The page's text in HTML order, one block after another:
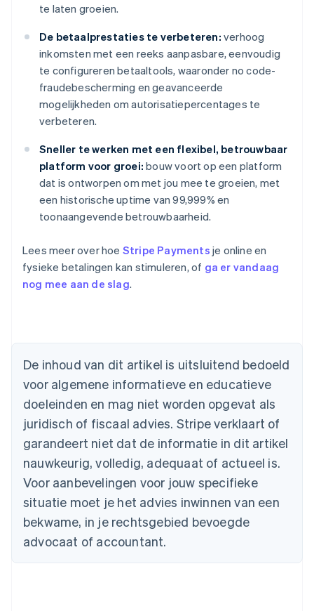
te laten groeien.
De betaalprestaties te verbeteren: verhoog
inkomsten met een reeks aanpasbare, eenvoudig
te configureren betaaltools, waaronder no code-
fraudebescherming en geavanceerde
mogelijkheden om autorisatiepercentages te
verbeteren.
Sneller te werken met een flexibel, betrouwbaar
platform voor groei: bouw voort op een platform
dat is ontworpen om met jou mee te groeien, met
een historische uptime van 99,999% en
toonaangevende betrouwbaarheid.
Lees meer over hoe Stripe Payments je online en
fysieke betalingen kan stimuleren, of ga er vandaag
nog mee aan de slag.
De inhoud van dit artikel is uitsluitend bedoeld
voor algemene informatieve en educatieve
doeleinden en mag niet worden opgevat als
juridisch of fiscaal advies. Stripe verklaart of
garandeert niet dat de informatie in dit artikel
nauwkeurig, volledig, adequaat of actueel is.
Voor aanbevelingen voor jouw specifieke
situatie moet je het advies inwinnen van een
bekwame, in je rechtsgebied bevoegde
advocaat of accountant.
België
Brazilië
PortuguêsEnglish
Bulgarije
English
Canada
English Français
Cyprus
English
Denemarken
Duitsland
DeutschEnglish
Estland
English
Finland